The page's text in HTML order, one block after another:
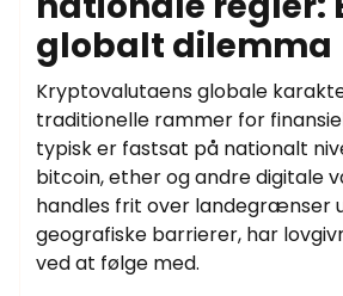
globalt dilemma
Kryptovalutaens globale
traditionelle rammer for
typisk er fastsat på nationalt
bitcoin, ether og andre digitale
handles frit over landegrænser
geografiske barrierer, har
ved at følge med.